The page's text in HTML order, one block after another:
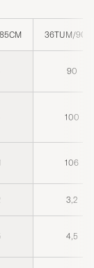
36TUM/
90
100
106
3,2
4,5